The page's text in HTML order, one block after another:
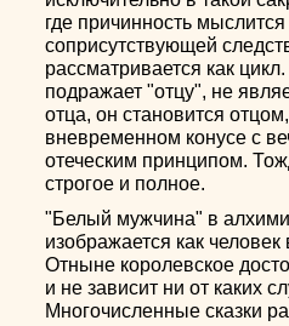
где причинность мыслится
соприсутствующей
рассматривается как
подражает "отцу", не
отца, он становится
вневременном конусе с
отеческим принципом.
строгое и полное.
"Белый мужчина" в
изображается как
Отныне королевское
и не зависит ни от каких
Многочисленные сказки